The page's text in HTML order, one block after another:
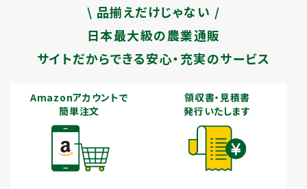
\ 品揃えだけじゃない /
日本最大級の農業通販
サイトだからできる安心・充実のサービス
Amazonアカウントで
簡単注文
領収書・見積書
発行いたします